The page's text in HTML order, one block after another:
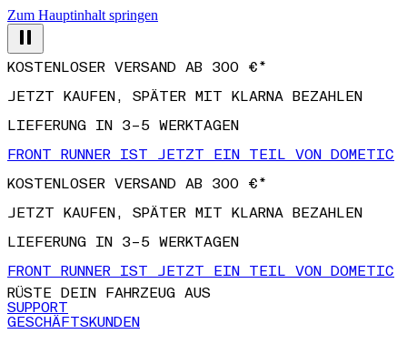
Zum Hauptinhalt springen
KOSTENLOSER VERSAND AB 300 €*
JETZT KAUFEN, SPÄTER MIT KLARNA BEZAHLEN
LIEFERUNG IN 3–5 WERKTAGEN
FRONT RUNNER IST JETZT EIN TEIL VON DOMETIC
KOSTENLOSER VERSAND AB 300 €*
JETZT KAUFEN, SPÄTER MIT KLARNA BEZAHLEN
LIEFERUNG IN 3–5 WERKTAGEN
FRONT RUNNER IST JETZT EIN TEIL VON DOMETIC
RÜSTE DEIN FAHRZEUG AUS
SUPPORT
GESCHÄFTSKUNDEN